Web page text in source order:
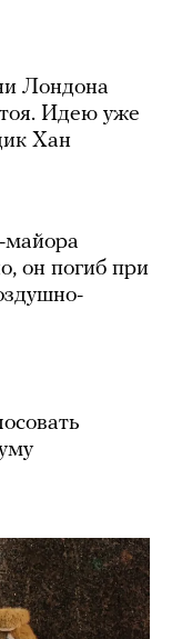
Лондона
Идею уже
Хан
майора
он погиб при